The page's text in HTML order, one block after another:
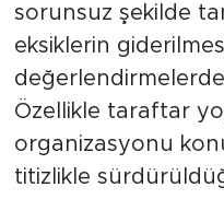
sorunsuz şekilde
eksiklerin
Özellikle taraftar
organizasyonu
titizlikle